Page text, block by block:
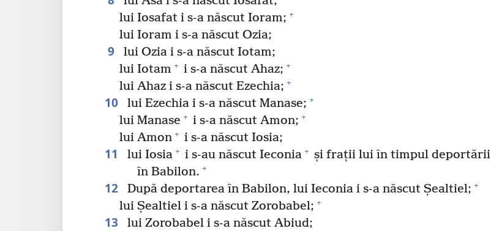
lui Iosafat i s-a născut Ioram; +
lui Ioram i s-a născut Ozia;
9
lui Ozia i s-a născut Iotam;
lui Iotam + i s-a născut Ahaz; +
lui Ahaz i s-a născut Ezechia; +
10 lui Ezechia i s-a născut Manase; +
lui Manase + i s-a născut Amon; +
lui Amon + i s-a născut Iosia;
11 lui Iosia + i s-au născut Ieconia + și frații lui în timpul deportării
în Babilon. +
12 După deportarea în Babilon, lui Ieconia i s-a născut Șealtiel; +
lui Șealtiel i s-a născut Zorobabel; +
13
lui Zorobabel i s-a născut Abiud;